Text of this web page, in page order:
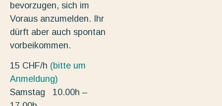
bevorzugen, sich im
Voraus anzumelden. Ihr
dürft aber auch spontan
vorbeikommen.
15 CHF/h (bitte um
Anmeldung)
Samstag 10.00h –